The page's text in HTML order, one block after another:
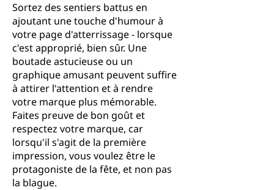
Sortez des sentiers battus en
ajoutant une touche d'humour à
votre page d'atterrissage - lorsque
c'est approprié, bien sûr. Une
boutade astucieuse ou un
graphique amusant peuvent suffire
à attirer l'attention et à rendre
votre marque plus mémorable.
Faites preuve de bon goût et
respectez votre marque, car
lorsqu'il s'agit de la première
impression, vous voulez être le
protagoniste de la fête, et non pas
la blague.